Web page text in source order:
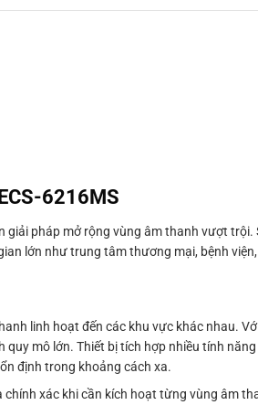
6216MS
giải pháp mở rộng vùng âm thanh vượt trội.
lớn như trung tâm thương mại, bệnh
linh hoạt đến các khu vực khác nhau.
mô lớn. Thiết bị tích hợp nhiều tính
định trong khoảng cách xa.
xác khi cần kích hoạt từng vùng âm